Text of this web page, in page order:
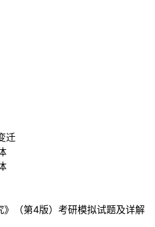
迁
（第4版）考研模拟试题及详解